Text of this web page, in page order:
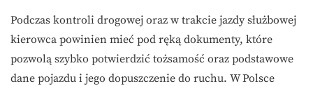
Podczas kontroli drogowej oraz w trakcie jazdy służbowej
kierowca powinien mieć pod ręką dokumenty, które
pozwolą szybko potwierdzić tożsamość oraz podstawowe
dane pojazdu i jego dopuszczenie do ruchu. W Polsce